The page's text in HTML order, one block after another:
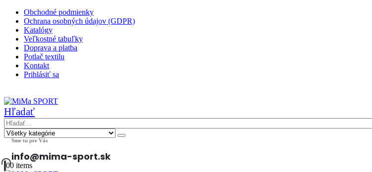
Obchodné podmienky
Ochrana osobných údajov (GDPR)
Katalógy
Veľkostné tabuľky
Doprava a platba
Potlač textilu
Kontakt
Prihlásiť sa
Hľadať
Sme tu pre Vás
info@mima-sport.sk
00 items